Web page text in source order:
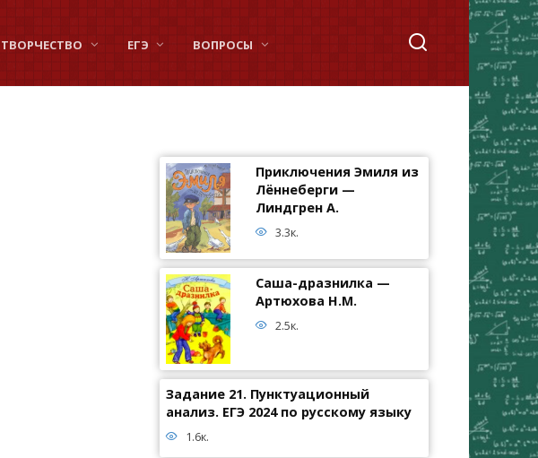
ТВОРЧЕСТВО ЕГЭ ВОПРОСЫ
Приключения Эмиля из
Лённеберги —
Линдгрен А.
3.3к.
Саша-дразнилка —
Артюхова Н.М.
2.5к.
Задание 21. Пунктуационный
анализ. ЕГЭ 2024 по русскому языку
1.6к.